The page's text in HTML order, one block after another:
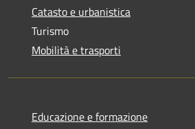
Catasto e urbanistica
Turismo
Mobilità e trasporti
Educazione e formazione